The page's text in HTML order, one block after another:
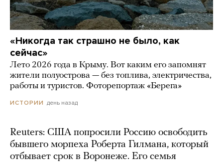
«Никогда так страшно не было, как
сейчас»
Лето 2026 года в Крыму. Вот каким его запомнят
жители полуострова — без топлива, электричества,
работы и туристов. Фоторепортаж «Берега»
ИСТОРИИ день назад
Reuters: США попросили Россию освободить
бывшего морпеха Роберта Гилмана, который
отбывает срок в Воронеже. Его семья